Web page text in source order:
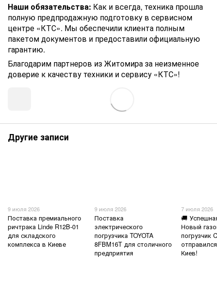
Наши обязательства: Как и всегда, техника прошла
полную предпродажную подготовку в сервисном
центре «КТС». Мы обеспечили клиента полным
пакетом документов и предоставили официальную
гарантию.
Благодарим партнеров из Житомира за неизменное
доверие к качеству техники и сервису «КТС»!
Другие записи
9 июля 2026
Поставка премиального
ричтрака Linde R12B-01
для складского
комплекса в Киеве
9 июля 2026
Поставка
электрического
погрузчика TOYOTA
8FBM16T для столичного
предприятия
7 июля 2026
🚚
Новый
погрузчик
Киев!